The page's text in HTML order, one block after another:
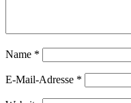
Name *
E-Mail-Adresse *